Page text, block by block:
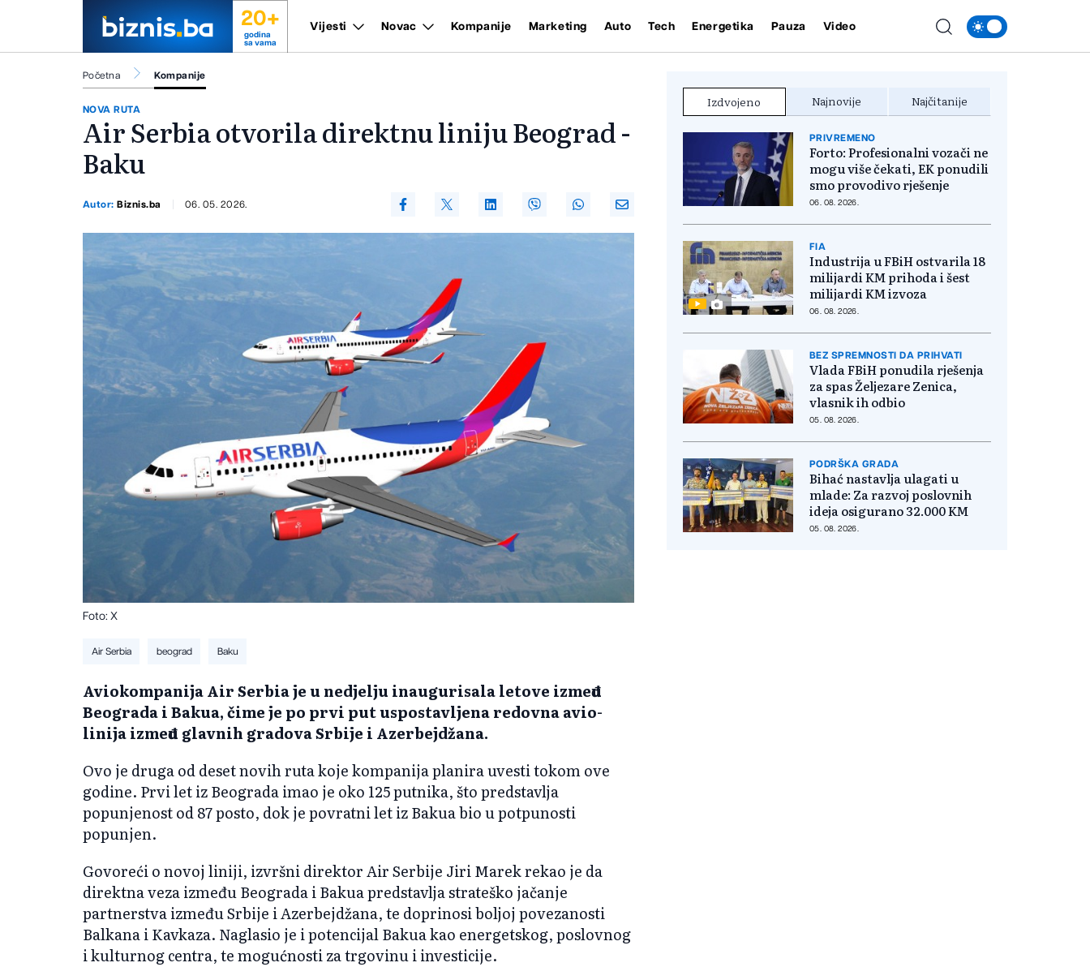
20+
godina
sa vama
Vijesti Novac Kompanije Marketing Auto Tech Energetika Pauza Video
Početna Kompanije
NOVA RUTA
Air Serbia otvorila direktnu liniju Beograd -
Baku
Autor:Biznis.ba 06. 05. 2026.
Foto: X
Air Serbia beograd Baku
Aviokompanija Air Serbia je u nedjelju inaugurisala letove između
Beograda i Bakua, čime je po prvi put uspostavljena redovna avio-
linija između glavnih gradova Srbije i Azerbejdžana.
Ovo je druga od deset novih ruta koje kompanija planira uvesti tokom ove
godine. Prvi let iz Beograda imao je oko 125 putnika, što predstavlja
popunjenost od 87 posto, dok je povratni let iz Bakua bio u potpunosti
popunjen.
Govoreći o novoj liniji, izvršni direktor Air Serbije Jiri Marek rekao je da
direktna veza između Beograda i Bakua predstavlja strateško jačanje
partnerstva između Srbije i Azerbejdžana, te doprinosi boljoj povezanosti
Balkana i Kavkaza. Naglasio je i potencijal Bakua kao energetskog, poslovnog
i kulturnog centra, te mogućnosti za trgovinu i investicije.
Izdvojeno Najnovije Najčitanije
PRIVREMENO
Forto: Profesionalni vozači ne
mogu više čekati, EK ponudili
smo provodivo rješenje
06. 08. 2026.
FIA
Industrija u FBiH ostvarila 18
milijardi KM prihoda i šest
milijardi KM izvoza
06. 08. 2026.
BEZ SPREMNOSTI DA PRIHVATI
Vlada FBiH ponudila rješenja
za spas Željezare Zenica,
vlasnik ih odbio
05. 08. 2026.
PODRŠKA GRADA
Bihać nastavlja ulagati u
mlade: Za razvoj poslovnih
ideja osigurano 32.000 KM
05. 08. 2026.